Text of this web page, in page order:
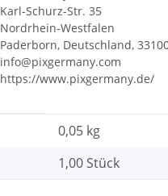
Karl-Schurz-Str. 35
Nordrhein-Westfalen
Paderborn, Deutschland,
info@pixgermany.com
https://www.pixgermany.de/
0,05 kg
1,00 Stück